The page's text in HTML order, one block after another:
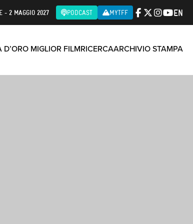
- 2 MAGGIO 2027 PODCAST MYTFF EN
D’ORO MIGLIOR FILMRICERCAARCHIVIO STAMPA